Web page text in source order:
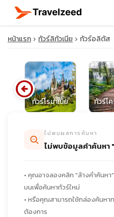
search
หน้าแรก ทัวร์ลิทัวเนีย ทัวร์อลิตัส
ทัวร์โรมาเนีย ทัวร์โ
arrow_circle_left
ไม่พบผลการค้นหา
ไม่พบข้อมูลคำค้นหา "
• คุณอาจลองคลิก "ล้างคำค้นห
บนเพื่อค้นหาทัวร์ใหม่
• หรือคุณสามารถใช้กล่องค้นหา
ต้องการ